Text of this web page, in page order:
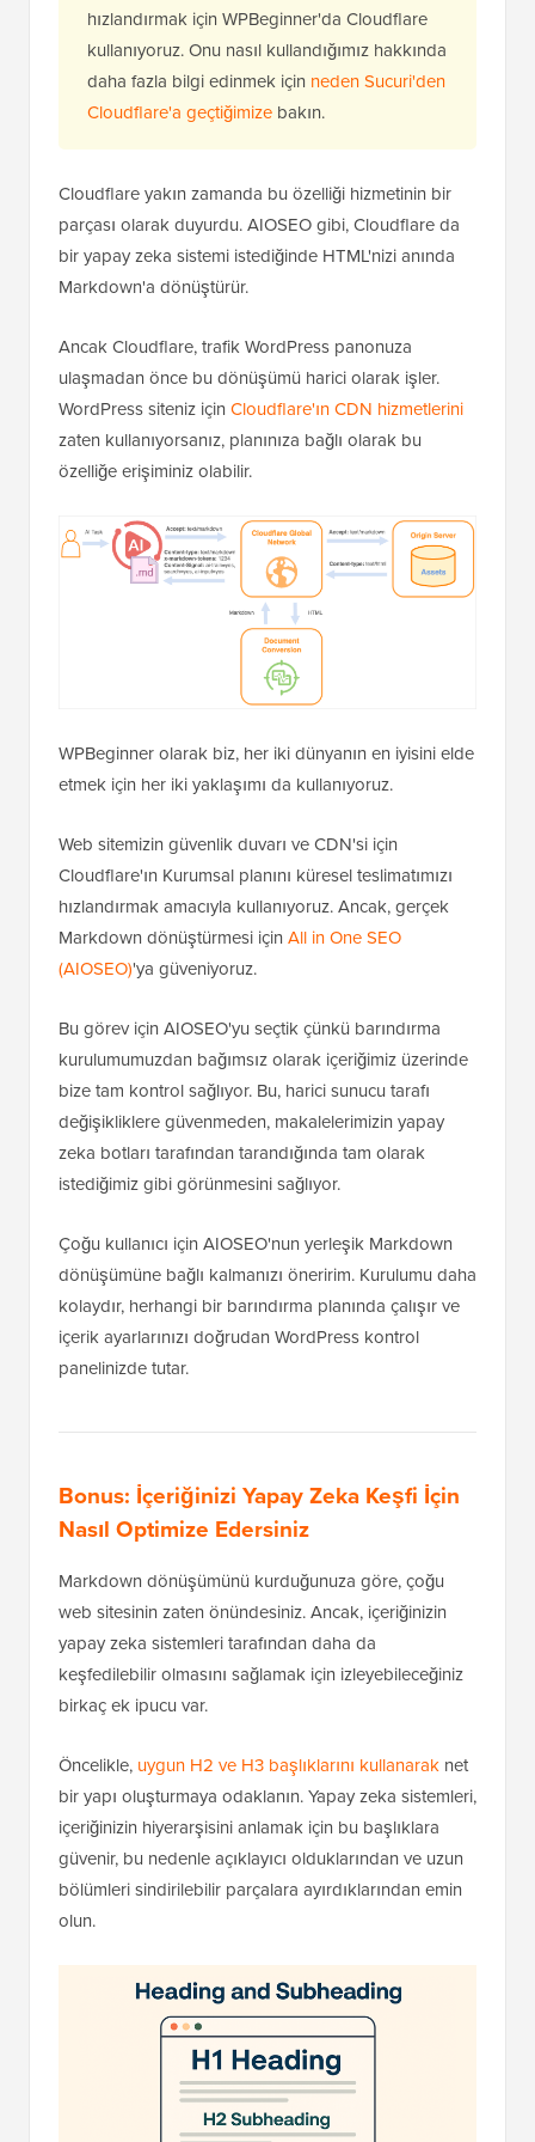
hızlandırmak için WPBeginner'da Cloudflare
kullanıyoruz. Onu nasıl kullandığımız hakkında
daha fazla bilgi edinmek için neden Sucuri'den
Cloudflare'a geçtiğimize bakın.
Cloudflare yakın zamanda bu özelliği hizmetinin bir
parçası olarak duyurdu. AIOSEO gibi, Cloudflare da
bir yapay zeka sistemi istediğinde HTML'nizi anında
Markdown'a dönüştürür.
Ancak Cloudflare, trafik WordPress panonuza
ulaşmadan önce bu dönüşümü harici olarak işler.
WordPress siteniz için Cloudflare'ın CDN hizmetlerini
zaten kullanıyorsanız, planınıza bağlı olarak bu
özelliğe erişiminiz olabilir.
WPBeginner olarak biz, her iki dünyanın en iyisini elde
etmek için her iki yaklaşımı da kullanıyoruz.
Web sitemizin güvenlik duvarı ve CDN'si için
Cloudflare'ın Kurumsal planını küresel teslimatımızı
hızlandırmak amacıyla kullanıyoruz. Ancak, gerçek
Markdown dönüştürmesi için All in One SEO
(AIOSEO)'ya güveniyoruz.
Bu görev için AIOSEO'yu seçtik çünkü barındırma
kurulumumuzdan bağımsız olarak içeriğimiz üzerinde
bize tam kontrol sağlıyor. Bu, harici sunucu tarafı
değişikliklere güvenmeden, makalelerimizin yapay
zeka botları tarafından tarandığında tam olarak
istediğimiz gibi görünmesini sağlıyor.
Çoğu kullanıcı için AIOSEO'nun yerleşik Markdown
dönüşümüne bağlı kalmanızı öneririm. Kurulumu daha
kolaydır, herhangi bir barındırma planında çalışır ve
içerik ayarlarınızı doğrudan WordPress kontrol
panelinizde tutar.
Bonus: İçeriğinizi Yapay Zeka Keşfi İçin
Nasıl Optimize Edersiniz
Markdown dönüşümünü kurduğunuza göre, çoğu
web sitesinin zaten önündesiniz. Ancak, içeriğinizin
yapay zeka sistemleri tarafından daha da
keşfedilebilir olmasını sağlamak için izleyebileceğiniz
birkaç ek ipucu var.
Öncelikle, uygun H2 ve H3 başlıklarını kullanarak net
bir yapı oluşturmaya odaklanın. Yapay zeka sistemleri,
içeriğinizin hiyerarşisini anlamak için bu başlıklara
güvenir, bu nedenle açıklayıcı olduklarından ve uzun
bölümleri sindirilebilir parçalara ayırdıklarından emin
olun.